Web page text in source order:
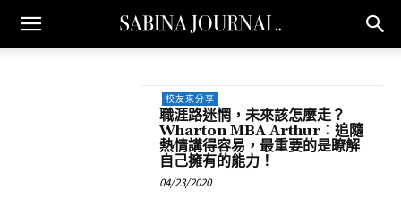
校友來分享
職涯路迷惘，未來該怎麼走？
Wharton MBA Arthur：追隨
熱情講得容易，最重要的是瞭解
自己擁有的能力！
04/23/2020